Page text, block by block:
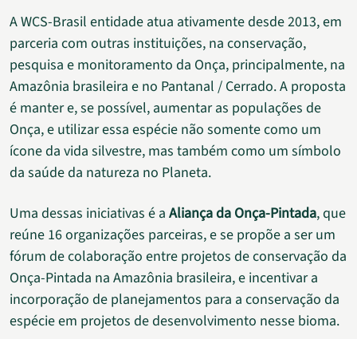
A WCS-Brasil entidade atua ativamente desde 2013, em
parceria com outras instituições, na conservação,
pesquisa e monitoramento da Onça, principalmente, na
Amazônia brasileira e no Pantanal / Cerrado. A proposta
é manter e, se possível, aumentar as populações de
Onça, e utilizar essa espécie não somente como um
ícone da vida silvestre, mas também como um símbolo
da saúde da natureza no Planeta.
Uma dessas iniciativas é a Aliança da Onça-Pintada, que
reúne 16 organizações parceiras, e se propõe a ser um
fórum de colaboração entre projetos de conservação da
Onça-Pintada na Amazônia brasileira, e incentivar a
incorporação de planejamentos para a conservação da
espécie em projetos de desenvolvimento nesse bioma.